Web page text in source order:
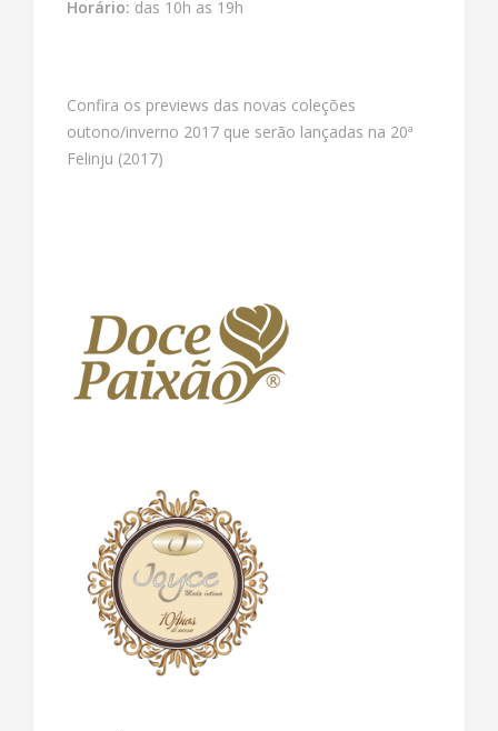
Horário: das 10h as 19h
Confira os previews das novas coleções
outono/inverno 2017 que serão lançadas na 20ª
Felinju (2017)